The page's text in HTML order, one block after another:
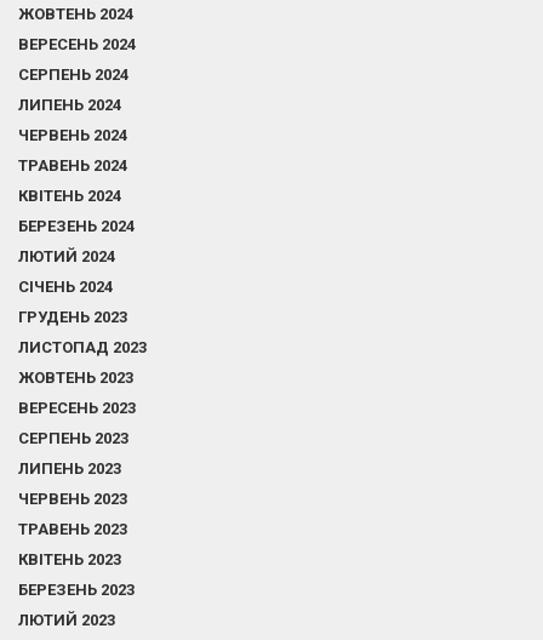
ЖОВТЕНЬ 2024
ВЕРЕСЕНЬ 2024
СЕРПЕНЬ 2024
ЛИПЕНЬ 2024
ЧЕРВЕНЬ 2024
ТРАВЕНЬ 2024
КВІТЕНЬ 2024
БЕРЕЗЕНЬ 2024
ЛЮТИЙ 2024
СІЧЕНЬ 2024
ГРУДЕНЬ 2023
ЛИСТОПАД 2023
ЖОВТЕНЬ 2023
ВЕРЕСЕНЬ 2023
СЕРПЕНЬ 2023
ЛИПЕНЬ 2023
ЧЕРВЕНЬ 2023
ТРАВЕНЬ 2023
КВІТЕНЬ 2023
БЕРЕЗЕНЬ 2023
ЛЮТИЙ 2023